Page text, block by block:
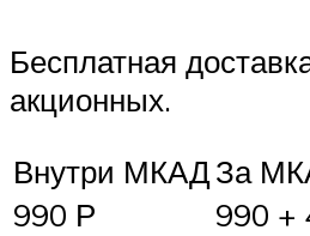
Бесплатная
акционных.
Внутри МКАДЗа
990 Р
990 +